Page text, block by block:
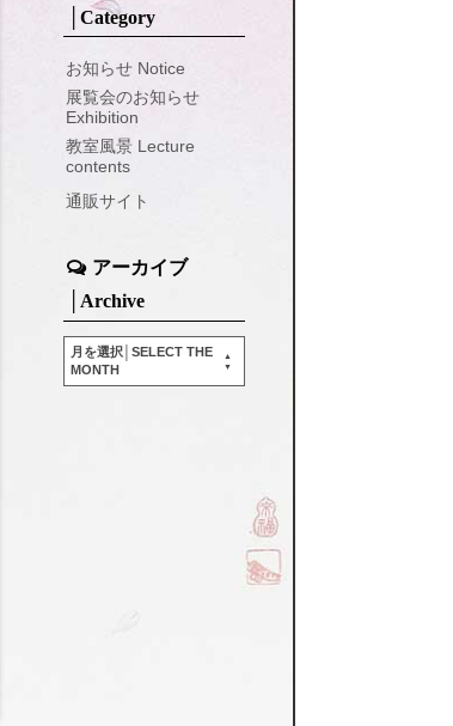
│Category
お知らせ Notice
展覧会のお知らせ
Exhibition
教室風景 Lecture
contents
通販サイト
アーカイブ
│Archive
月を選択│SELECT THE
MONTH